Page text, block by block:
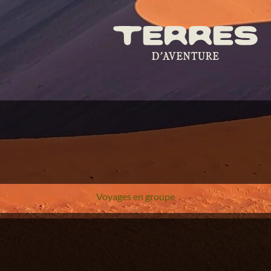
Voyages en groupe